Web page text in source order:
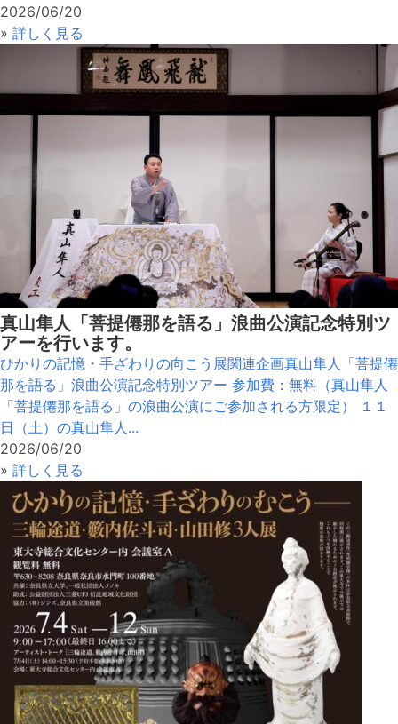
2026/06/20
» 詳しく見る
真山隼人「菩提僊那を語る」浪曲公演記念特別ツ
アーを行います。
ひかりの記憶・手ざわりの向こう展関連企画真山隼人「菩提僊
那を語る」浪曲公演記念特別ツアー 参加費：無料（真山隼人
「菩提僊那を語る」の浪曲公演にご参加される方限定） １１
日（土）の真山隼人...
2026/06/20
» 詳しく見る